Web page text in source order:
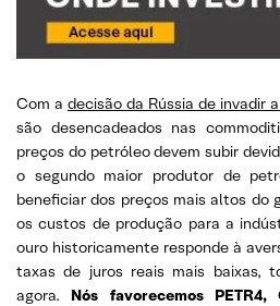
Com a decisão da Rússia de invadir
são desencadeados nas
preços do petróleo devem subir
o segundo maior produtor de
beneficiar dos preços mais altos do
os custos de produção para a
ouro historicamente responde à
taxas de juros reais mais baixas,
agora. Nós favorecemos